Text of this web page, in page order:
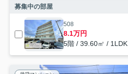
募集中の部屋
508
8.1万円
5階 / 39.60㎡ / 1LDK